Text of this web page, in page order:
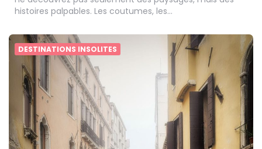
histoires palpables. Les coutumes, les…
DESTINATIONS INSOLITES